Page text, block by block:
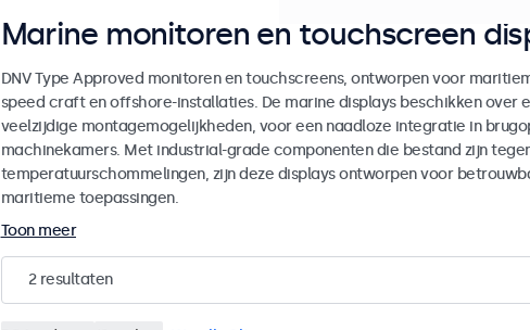
Marine monitoren en touchscreen
DNV Type Approved monitoren en touchscreens, ontworpen voor
speed craft en offshore-installaties. De marine displays beschikken over
veelzijdige montagemogelijkheden, voor een naadloze integratie in
machinekamers. Met industrial-grade componenten die bestand zijn
temperatuurschommelingen, zijn deze displays ontworpen voor
maritieme toepassingen.
Toon meer
2resultaten